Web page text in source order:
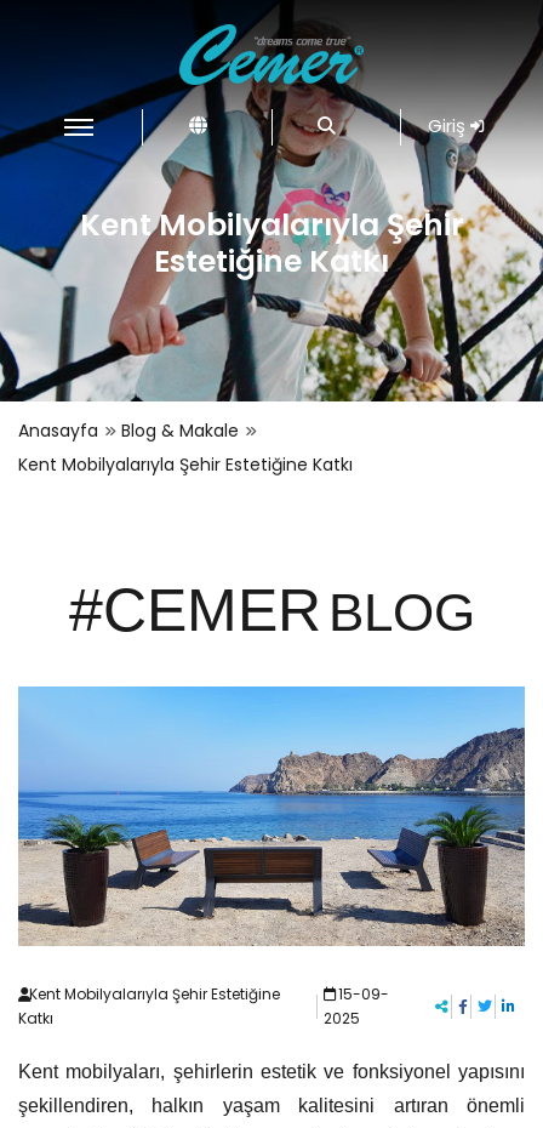
Giriş
Kent Mobilyalarıyla Şehir
Estetiğine Katkı
Anasayfa
Blog & Makale
Kent Mobilyalarıyla Şehir Estetiğine Katkı
#CEMERBLOG
Kent Mobilyalarıyla Şehir Estetiğine
Katkı
15-09-
2025
Kent mobilyaları, şehirlerin estetik ve fonksiyonel yapısını
şekillendiren, halkın yaşam kalitesini artıran önemli